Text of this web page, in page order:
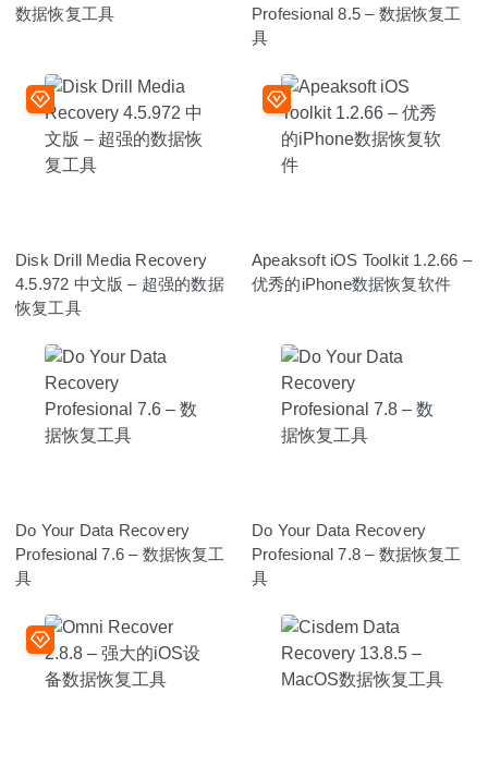
数据恢复工具
Profesional 8.5 – 数据恢复工
具
Disk Drill Media Recovery
4.5.972 中文版 – 超强的数据
恢复工具
Apeaksoft iOS Toolkit 1.2.66 –
优秀的iPhone数据恢复软件
Do Your Data Recovery
Profesional 7.6 – 数据恢复工
具
Do Your Data Recovery
Profesional 7.8 – 数据恢复工
具